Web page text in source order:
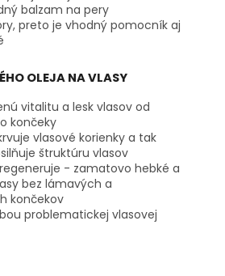
balzam na pery
preto je vhodný pomocník aj
OLEJA NA VLASY
vitalitu a lesk vlasov od
končeky
vlasové korienky a tak
štruktúru vlasov
- zamatovo hebké a
bez lámavých a
končekov
problematickej vlasovej